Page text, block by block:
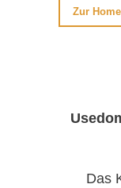
Zur
Das